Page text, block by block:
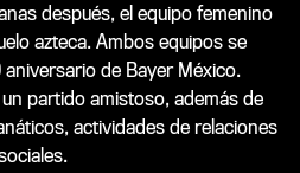
después, el equipo femenino
azteca. Ambos equipos se
de Bayer México.
partido amistoso, además de
actividades de relaciones